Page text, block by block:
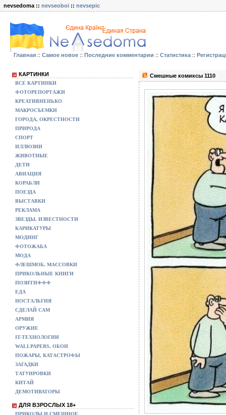
nevsedoma :: nevseoboi :: nevsepic
Главная :: Самое новое :: Последние комментарии :: Статистика ::
КАРТИНКИ
ВСЕ КАРТИНКИ
ФОТОРЕПОРТАЖИ
КРЕАТИВНЕНЬКО
МАКРОСЪЕМКИ
ГОРОДА, ОКРЕСТНОСТИ
ПРИРОДА
СПОРТ
ИЛЛЮЗИИ
ЖИВОТНЫЕ
ДЕТИ
АВИАЦИЯ
КОРАБЛИ
ПОЕЗДА
ВЫСТАВКИ
РЕКЛАМА
ЗВЕЗДЫ, ИЗВЕСТНОСТИ
КАРИКАТУРЫ
МОДИНГ
ФОТОЖАБА
МОДА
ФЛЕШМОБ, МАССОВКИ
ПРИКОЛЬНЫЕ КНИГИ
ПОЗИТИФФФ
ЕДА
НОСТАЛЬГИЯ
СДЕЛАЙ САМ
АРМИЯ
ОРУЖИЕ
IT-ТЕХНОЛОГИИ
WALLPAPERS, ОБОИ
ПОЖАРЫ, КАТАСТРОФЫ
ЗАГАДКИ
ТАТУИРОВКИ
КИТАЙ
ДЕМОТИВАТОРЫ
ДЛЯ ВЗРОСЛЫХ 18+
ПРИКОЛЫ И СМЕШНОЕ
Смешные комиксы 1110